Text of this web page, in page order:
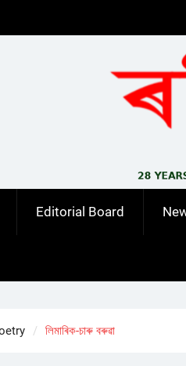
Editorial Board
লিমাৰিক-চাৰু বৰুৱা